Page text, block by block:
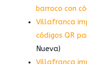
barroco con
Villafranca
códigos QR
Nueva)
Villafranca